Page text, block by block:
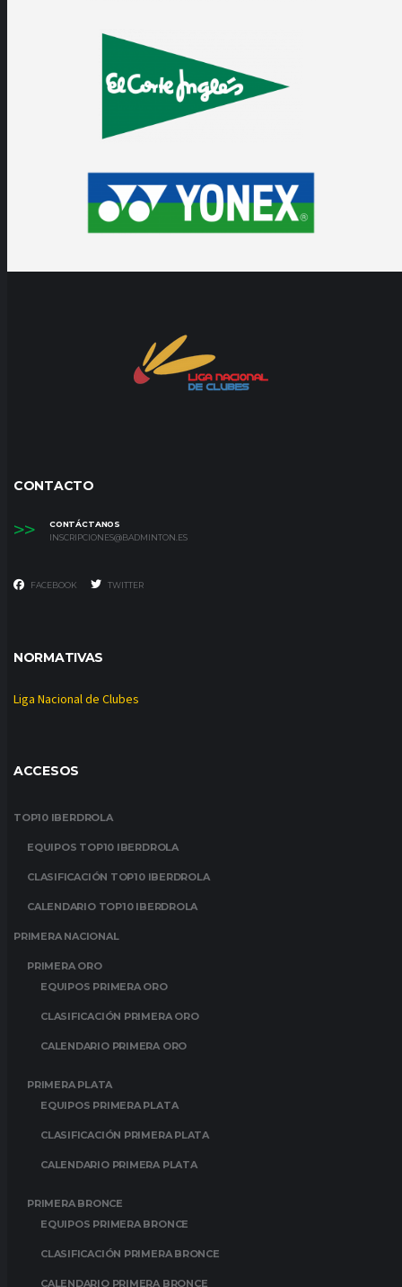
CONTACTO
>>
CONTÁCTANOS
INSCRIPCIONES@BADMINTON.ES
FACEBOOK TWITTER
NORMATIVAS
Liga Nacional de Clubes
ACCESOS
TOP10 IBERDROLA
EQUIPOS TOP10 IBERDROLA
CLASIFICACIÓN TOP10 IBERDROLA
CALENDARIO TOP10 IBERDROLA
PRIMERA NACIONAL
PRIMERA ORO
EQUIPOS PRIMERA ORO
CLASIFICACIÓN PRIMERA ORO
CALENDARIO PRIMERA ORO
PRIMERA PLATA
EQUIPOS PRIMERA PLATA
CLASIFICACIÓN PRIMERA PLATA
CALENDARIO PRIMERA PLATA
PRIMERA BRONCE
EQUIPOS PRIMERA BRONCE
CLASIFICACIÓN PRIMERA BRONCE
CALENDARIO PRIMERA BRONCE